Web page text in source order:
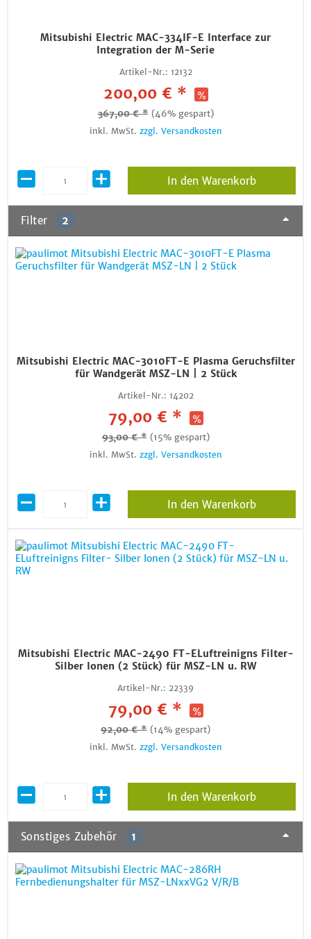
Mitsubishi Electric MAC-334IF-E Interface zur
Integration der M-Serie
Artikel-Nr.: 12132
200,00 € *
367,00 € * (46% gespart)
inkl. MwSt. zzgl. Versandkosten
In den Warenkorb
Filter 2
Mitsubishi Electric MAC-3010FT-E Plasma Geruchsfilter
für Wandgerät MSZ-LN | 2 Stück
Artikel-Nr.: 14202
79,00 € *
93,00 € * (15% gespart)
inkl. MwSt. zzgl. Versandkosten
In den Warenkorb
Mitsubishi Electric MAC-2490 FT-ELuftreinigns Filter-
Silber Ionen (2 Stück) für MSZ-LN u. RW
Artikel-Nr.: 22339
79,00 € *
92,00 € * (14% gespart)
inkl. MwSt. zzgl. Versandkosten
In den Warenkorb
Sonstiges Zubehör 1